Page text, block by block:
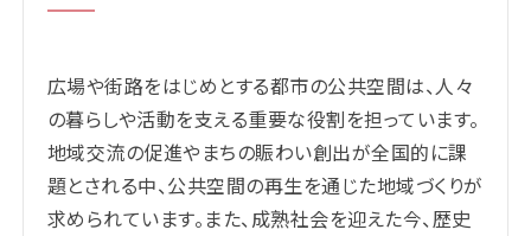
広場や街路をはじめとする都市の公共空間は、人々
の暮らしや活動を支える重要な役割を担っています。
地域交流の促進やまちの賑わい創出が全国的に課
題とされる中、公共空間の再生を通じた地域づくりが
求められています。また、成熟社会を迎えた今、歴史